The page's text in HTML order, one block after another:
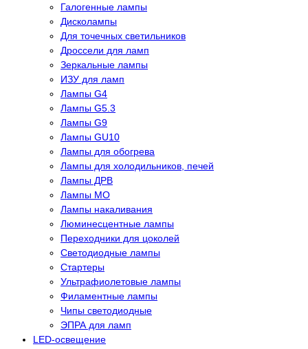
Галогенные лампы
Дисколампы
Для точечных светильников
Дроссели для ламп
Зеркальные лампы
ИЗУ для ламп
Лампы G4
Лампы G5.3
Лампы G9
Лампы GU10
Лампы для обогрева
Лампы для холодильников, печей
Лампы ДРВ
Лампы МО
Лампы накаливания
Люминесцентные лампы
Переходники для цоколей
Светодиодные лампы
Стартеры
Ультрафиолетовые лампы
Филаментные лампы
Чипы светодиодные
ЭПРА для ламп
LED-освещение